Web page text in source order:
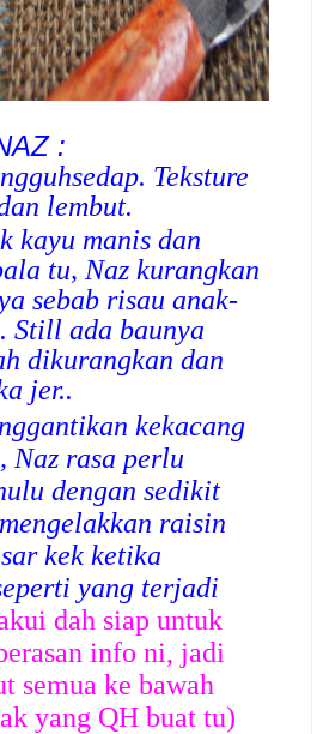
:
Teksture
lembut.
kayu manis dan
tu, Naz kurangkan
sebab risau anak-
Still ada baunya
dikurangkan dan
jer..
kekacang
Naz rasa perlu
dengan sedikit
raisin
kek ketika
yang terjadi
dah siap untuk
info ni, jadi
semua ke bawah
yang QH buat tu)